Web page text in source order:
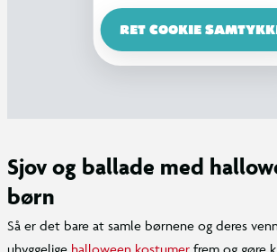
RET COOKIE
Sjov og ballade med
børn
Så er det bare at samle børnene og deres